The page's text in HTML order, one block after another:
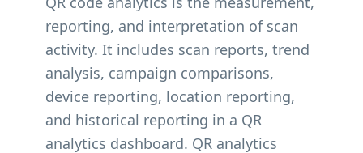
reporting, and interpretation of scan
activity. It includes scan reports, trend
analysis, campaign comparisons,
device reporting, location reporting,
and historical reporting in a QR
analytics dashboard. QR analytics